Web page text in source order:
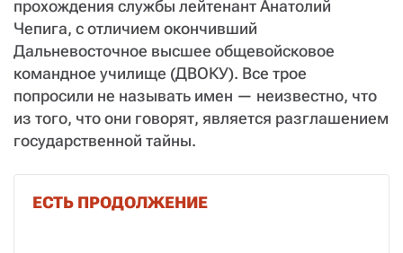
прохождения службы лейтенант Анатолий
Чепига, с отличием окончивший
Дальневосточное высшее общевойсковое
командное училище (ДВОКУ). Все трое
попросили не называть имен — неизвестно, что
из того, что они говорят, является разглашением
государственной тайны.
ЕСТЬ ПРОДОЛЖЕНИЕ